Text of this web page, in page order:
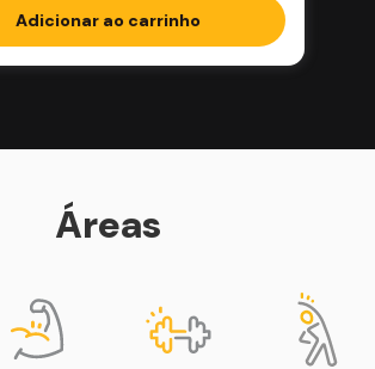
Adicionar ao carrinho
Áreas